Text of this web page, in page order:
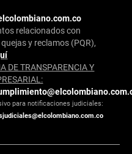
relacionados con
y reclamos (PQR),
DE TRANSPARENCIA Y
para notificaciones judiciales: